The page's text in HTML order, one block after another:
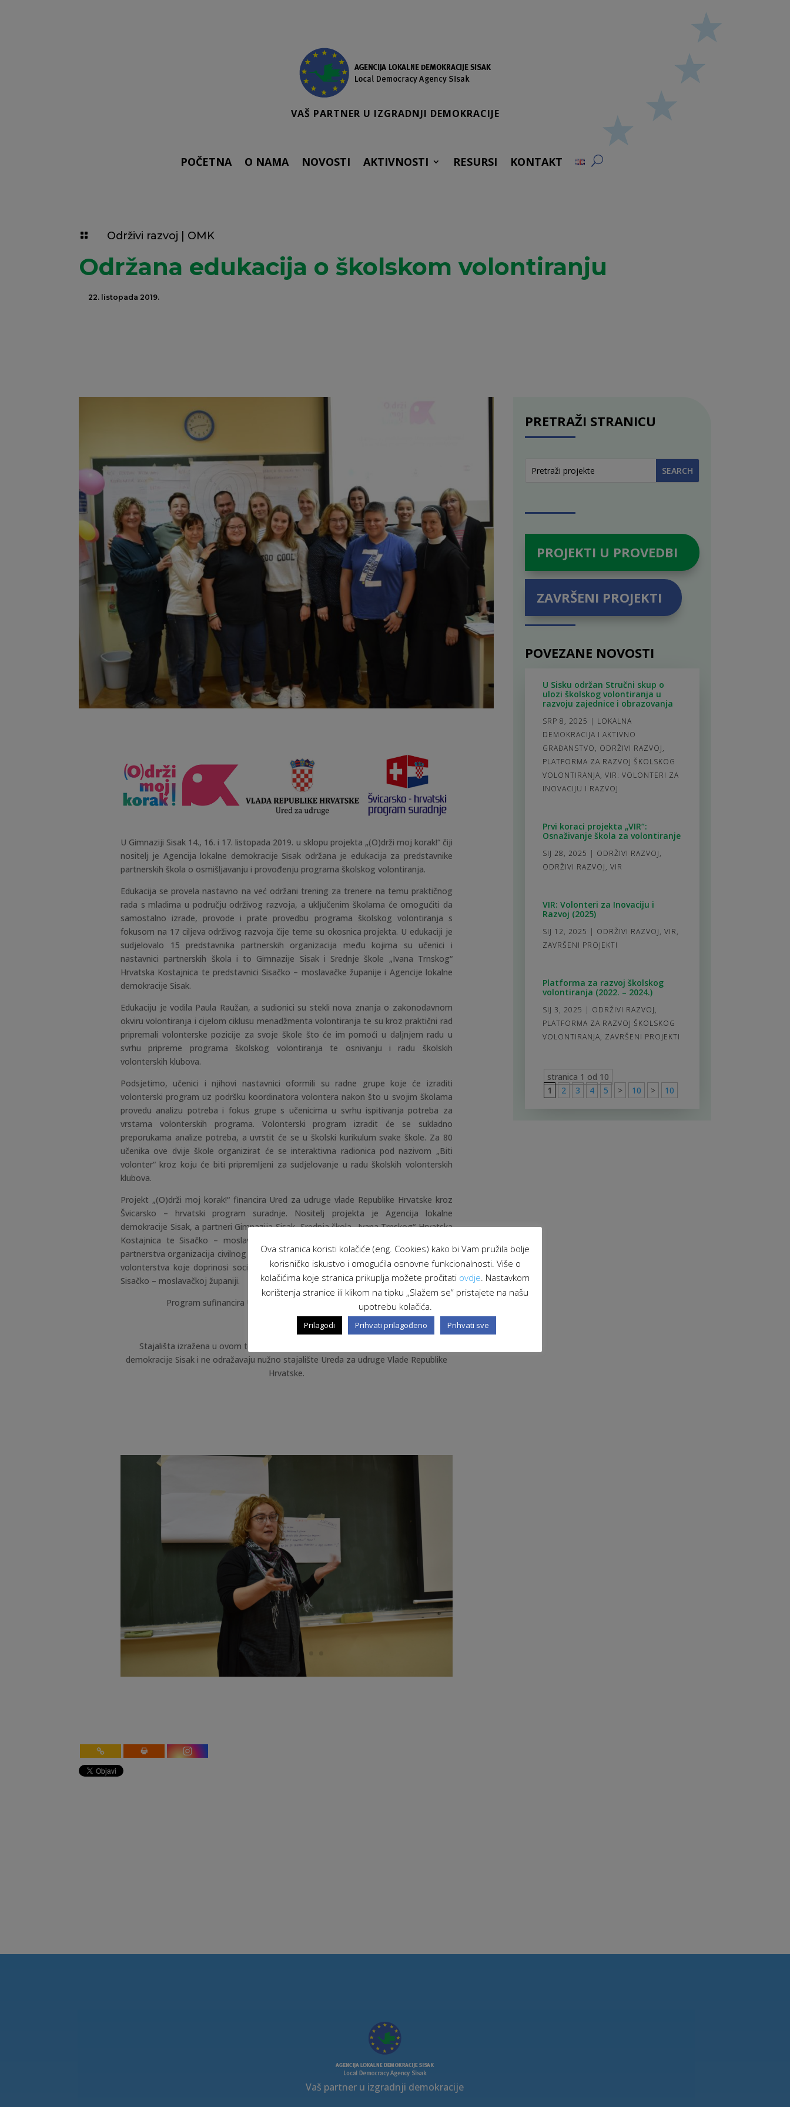
VAŠ PARTNER U IZGRADNJI DEMOKRACIJE
POČETNA O NAMA NOVOSTI AKTIVNOSTI RESURSI KONTAKT
 Održivi razvoj OMK
Održana edukacija o školskom volontiranju
22. listopada 2019.
U Gimnaziji Sisak 14., 16. i 17. listopada 2019. u sklopu projekta „(O)drži moj korak!“ čiji
nositelj je Agencija lokalne demokracije Sisak održana je edukacija za predstavnike
partnerskih škola o osmišljavanju i provođenju programa školskog volontiranja.
Edukacija se provela nastavno na već održani trening za trenere na temu praktičnog
rada s mladima u području održivog razvoja, a uključenim školama će omogućiti da
samostalno izrade, provode i prate provedbu programa školskog volontiranja s
fokusom na 17 ciljeva održivog razvoja čije teme su okosnica projekta. U edukaciji je
sudjelovalo 15 predstavnika partnerskih organizacija među kojima su učenici i
nastavnici partnerskih škola i to Gimnazije Sisak i Srednje škole „Ivana Trnskog“
Hrvatska Kostajnica te predstavnici Sisačko – moslavačke županije i Agencije lokalne
demokracije Sisak.
Edukaciju je vodila Paula Raužan, a sudionici su stekli nova znanja o zakonodavnom
okviru volontiranja i cijelom ciklusu menadžmenta volontiranja te su kroz praktični rad
pripremali volonterske pozicije za svoje škole što će im pomoći u daljnjem radu u
svrhu pripreme programa školskog volontiranja te osnivanju i radu školskih
volonterskih klubova.
Podsjetimo, učenici i njihovi nastavnici oformili su radne grupe koje će izraditi
volonterski program uz podršku koordinatora volontera nakon što u svojim školama
provedu analizu potreba i fokus grupe s učenicima u svrhu ispitivanja potreba za
vrstama volonterskih programa. Volonterski program izradit će se sukladno
preporukama analize potreba, a uvrstit će se u školski kurikulum svake škole. Za 80
učenika ove dvije škole organizirat će se interaktivna radionica pod nazivom „Biti
volonter“ kroz koju će biti pripremljeni za sudjelovanje u radu školskih volonterskih
klubova.
Projekt „(O)drži moj korak!“ financira Ured za udruge vlade Republike Hrvatske kroz
Švicarsko – hrvatski program suradnje. Nositelj projekta je Agencija lokalne
demokracije Sisak, a partneri Gimnazija Sisak, Srednja škola „Ivana Trnskog“ Hrvatska
Kostajnica te Sisačko – moslavačka županija. Cilj projekta je doprinos promociji
partnerstva organizacija civilnog društva i odgojno – obrazovnih ustanova u području
volonterstva koje doprinosi socijalnoj i ekonomskoj koheziji te održivom razvoju u
Sisačko – moslavačkoj županiji.
Program sufinancira Ured za udruge Vlade Republike Hrvatske.
——————-
Stajališta izražena u ovom tekstu isključiva su odgovornost Agencije lokalne
demokracije Sisak i ne odražavaju nužno stajalište Ureda za udruge Vlade Republike
Hrvatske.
PRETRAŽI STRANICU
PROJEKTI U PROVEDBI
ZAVRŠENI PROJEKTI
POVEZANE NOVOSTI
U Sisku održan Stručni skup o
ulozi školskog volontiranja u
razvoju zajednice i obrazovanja
SRP 8, 2025 | LOKALNA
DEMOKRACIJA I AKTIVNO
GRAĐANSTVO, ODRŽIVI RAZVOJ,
PLATFORMA ZA RAZVOJ ŠKOLSKOG
VOLONTIRANJA, VIR: VOLONTERI ZA
INOVACIJU I RAZVOJ
Prvi koraci projekta „VIR“:
Osnaživanje škola za volontiranje
SIJ 28, 2025 | ODRŽIVI RAZVOJ,
ODRŽIVI RAZVOJ, VIR
VIR: Volonteri za Inovaciju i
Razvoj (2025)
SIJ 12, 2025 | ODRŽIVI RAZVOJ, VIR,
ZAVRŠENI PROJEKTI
Platforma za razvoj školskog
volontiranja (2022. – 2024.)
SIJ 3, 2025 | ODRŽIVI RAZVOJ,
PLATFORMA ZA RAZVOJ ŠKOLSKOG
VOLONTIRANJA, ZAVRŠENI PROJEKTI
stranica 1 od 10
1
2 3 4 5 > 10 > 10
Vaš partner u izgradnji demokracije
Ova stranica koristi kolačiće (eng. Cookies) kako bi Vam pružila bolje
korisničko iskustvo i omogućila osnovne funkcionalnosti. Više o
kolačićima koje stranica prikuplja možete pročitati ovdje. Nastavkom
korištenja stranice ili klikom na tipku „Slažem se“ pristajete na našu
upotrebu kolačića.
Prilagodi Prihvati prilagođeno Prihvati sve